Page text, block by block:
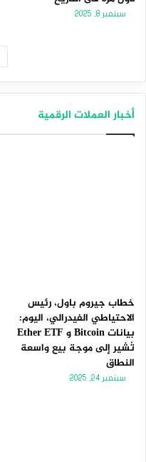
سبتمبر 8, 2025
أخبار العملات الرقمية
خطاب جيروم باول، رئيس
الاحتياطي الفيدرالي، اليوم:
بيانات Bitcoin و Ether ETF
تُشير إلى موجة بيع واسعة
النطاق
سبتمبر 24, 2025